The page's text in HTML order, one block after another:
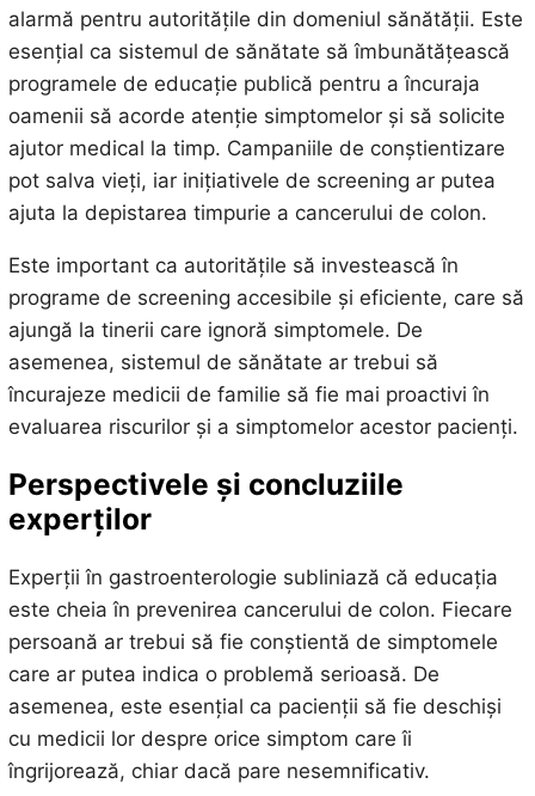
alarmă pentru autoritățile din domeniul sănătății. Este
esențial ca sistemul de sănătate să îmbunătățească
programele de educație publică pentru a încuraja
oamenii să acorde atenție simptomelor și să solicite
ajutor medical la timp. Campaniile de conștientizare
pot salva vieți, iar inițiativele de screening ar putea
ajuta la depistarea timpurie a cancerului de colon.
Este important ca autoritățile să investească în
programe de screening accesibile și eficiente, care să
ajungă la tinerii care ignoră simptomele. De
asemenea, sistemul de sănătate ar trebui să
încurajeze medicii de familie să fie mai proactivi în
evaluarea riscurilor și a simptomelor acestor pacienți.
Perspectivele și concluziile
experților
Experții în gastroenterologie subliniază că educația
este cheia în prevenirea cancerului de colon. Fiecare
persoană ar trebui să fie conștientă de simptomele
care ar putea indica o problemă serioasă. De
asemenea, este esențial ca pacienții să fie deschiși
cu medicii lor despre orice simptom care îi
îngrijorează, chiar dacă pare nesemnificativ.